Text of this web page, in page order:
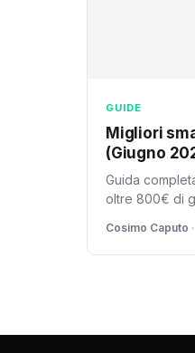
GUIDE
Migliori
(Giugno
Guida
oltre 800€ di
gamma a
Cosimo Caputo